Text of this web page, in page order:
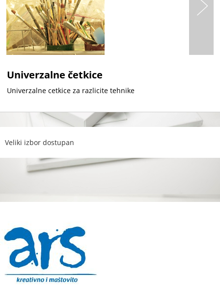
Univerzalne četkice
Univerzalne cetkice za razlicite tehnike
Veliki izbor dostupan